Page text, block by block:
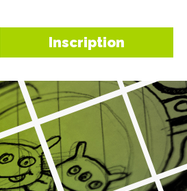
Inscription